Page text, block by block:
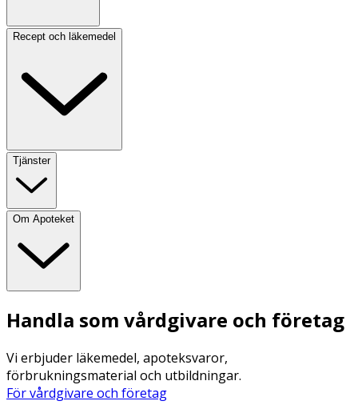
Recept och läkemedel
Tjänster
Om Apoteket
Handla som vårdgivare och företag
Vi erbjuder läkemedel, apoteksvaror,
förbrukningsmaterial och utbildningar.
För vårdgivare och företag